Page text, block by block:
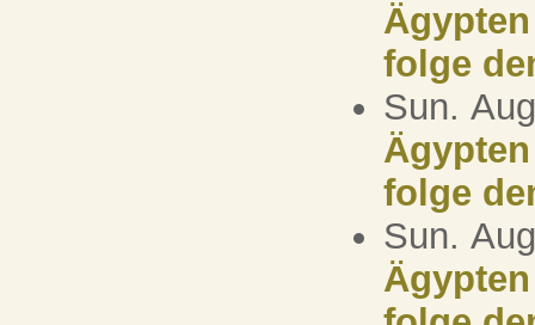
folge
Sun.
folge
Sun.